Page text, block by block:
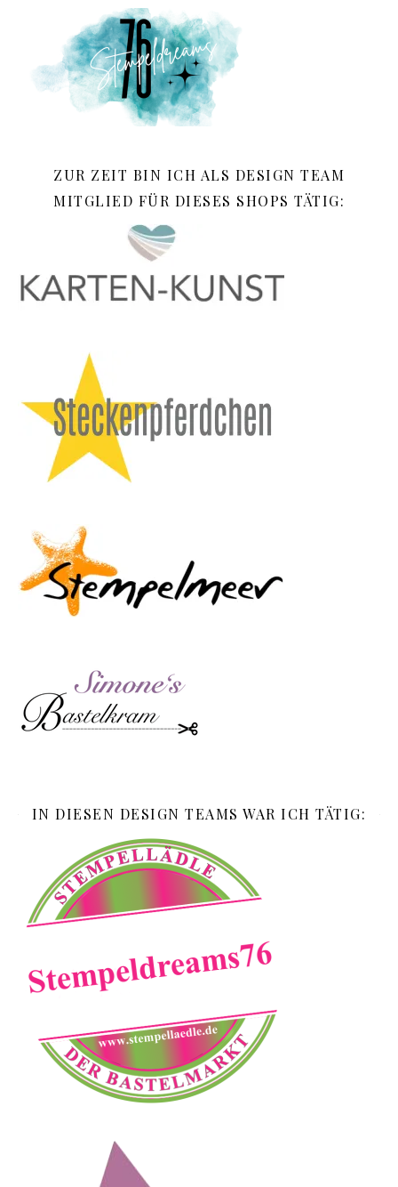
ZUR ZEIT BIN ICH ALS DESIGN TEAM
MITGLIED FÜR DIESES SHOPS TÄTIG:
IN DIESEN DESIGN TEAMS WAR ICH TÄTIG: